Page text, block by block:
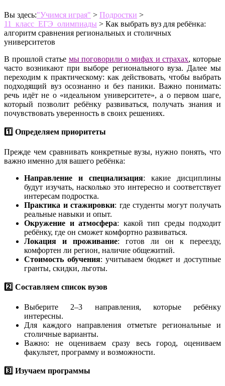
Вы здесь:"Учимся играя" > Подростки >
11_класс_ЕГЭ_олимпиады > Как выбрать вуз для ребёнка:
алгоритм сравнения региональных и столичных
университетов
В прошлой статье мы поговорили о мифах и страхах, которые
часто возникают при выборе регионального вуза. Далее мы
переходим к практическому: как действовать, чтобы выбрать
подходящий вуз осознанно и без паники.Важно понимать:
речь идёт не о «идеальном университете», а о первом шаге,
который позволит ребёнку развиваться, получать знания и
почувствовать уверенность в своих решениях.
1️⃣ Определяем приоритеты
Прежде чем сравнивать конкретные вузы, нужно понять, что
важно именно для вашего ребёнка:
Направление и специализация: какие дисциплины
будут изучать, насколько это интересно и соответствует
интересам подростка.
Практика и стажировки: где студенты могут получать
реальные навыки и опыт.
Окружение и атмосфера: какой тип среды подходит
ребёнку, где он сможет комфортно развиваться.
Локация и проживание: готов ли он к переезду,
комфортен ли регион, наличие общежитий.
Стоимость обучения: учитываем бюджет и доступные
гранты, скидки, льготы.
2️⃣ Составляем список вузов
Выберите 2–3 направления, которые ребёнку
интересны.
Для каждого направления отметьте региональные и
столичные варианты.
Важно: не оцениваем сразу весь город, оцениваем
факультет, программу и возможности.
3️⃣ Изучаем программы